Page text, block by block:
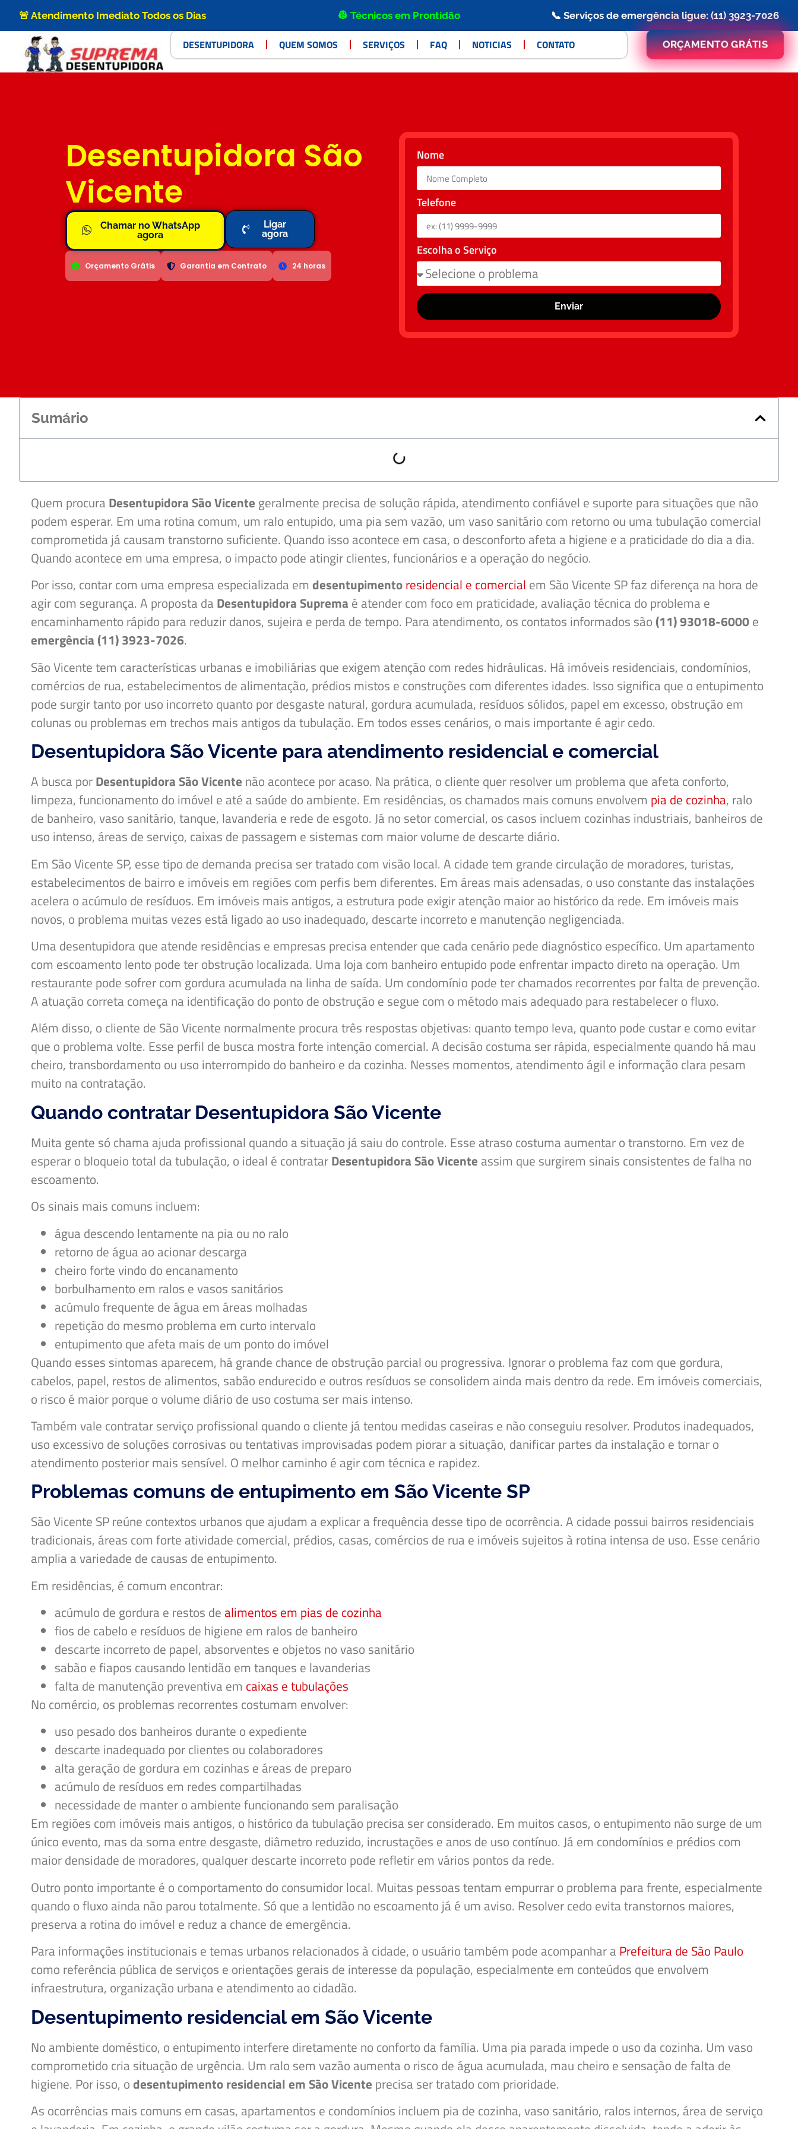
🚨 Atendimento Imediato Todos os Dias 👷 Técnicos em Prontidão 📞 Serviços de emergência ligue: (11) 3923-7026
DESENTUPIDORA QUEM SOMOS SERVIÇOS FAQ NOTICIAS CONTATO ORÇAMENTO GRÁTIS
Desentupidora São
Vicente
Chamar no WhatsApp
agora
Ligar
agora
Orçamento Grátis Garantia em Contrato 24 horas
Nome
Telefone
Escolha o Serviço
Enviar
Sumário
Quem procura Desentupidora São Vicente geralmente precisa de solução rápida, atendimento confiável e suporte para situações que não
podem esperar. Em uma rotina comum, um ralo entupido, uma pia sem vazão, um vaso sanitário com retorno ou uma tubulação comercial
comprometida já causam transtorno suficiente. Quando isso acontece em casa, o desconforto afeta a higiene e a praticidade do dia a dia.
Quando acontece em uma empresa, o impacto pode atingir clientes, funcionários e a operação do negócio.
Por isso, contar com uma empresa especializada em desentupimentoresidencial e comercial em São Vicente SP faz diferença na hora de
agir com segurança. A proposta da Desentupidora Suprema é atender com foco em praticidade, avaliação técnica do problema e
encaminhamento rápido para reduzir danos, sujeira e perda de tempo. Para atendimento, os contatos informados são(11) 93018-6000e
emergência (11) 3923-7026.
São Vicente tem características urbanas e imobiliárias que exigem atenção com redes hidráulicas. Há imóveis residenciais, condomínios,
comércios de rua, estabelecimentos de alimentação, prédios mistos e construções com diferentes idades. Isso significa que o entupimento
pode surgir tanto por uso incorreto quanto por desgaste natural, gordura acumulada, resíduos sólidos, papel em excesso, obstrução em
colunas ou problemas em trechos mais antigos da tubulação. Em todos esses cenários, o mais importante é agir cedo.
Desentupidora São Vicente para atendimento residencial e comercial
A busca porDesentupidora São Vicente não acontece por acaso. Na prática, o cliente quer resolver um problema que afeta conforto,
limpeza, funcionamento do imóvel e até a saúde do ambiente. Em residências, os chamados mais comuns envolvem pia de cozinha, ralo
de banheiro, vaso sanitário, tanque, lavanderia e rede de esgoto. Já no setor comercial, os casos incluem cozinhas industriais, banheiros de
uso intenso, áreas de serviço, caixas de passagem e sistemas com maior volume de descarte diário.
Em São Vicente SP, esse tipo de demanda precisa ser tratado com visão local. A cidade tem grande circulação de moradores, turistas,
estabelecimentos de bairro e imóveis em regiões com perfis bem diferentes. Em áreas mais adensadas, o uso constante das instalações
acelera o acúmulo de resíduos. Em imóveis mais antigos, a estrutura pode exigir atenção maior ao histórico da rede. Em imóveis mais
novos, o problema muitas vezes está ligado ao uso inadequado, descarte incorreto e manutenção negligenciada.
Uma desentupidora que atende residências e empresas precisa entender que cada cenário pede diagnóstico específico. Um apartamento
com escoamento lento pode ter obstrução localizada. Uma loja com banheiro entupido pode enfrentar impacto direto na operação. Um
restaurante pode sofrer com gordura acumulada na linha de saída. Um condomínio pode ter chamados recorrentes por falta de prevenção.
A atuação correta começa na identificação do ponto de obstrução e segue com o método mais adequado para restabelecer o fluxo.
Além disso, o cliente de São Vicente normalmente procura três respostas objetivas: quanto tempo leva, quanto pode custar e como evitar
que o problema volte. Esse perfil de busca mostra forte intenção comercial. A decisão costuma ser rápida, especialmente quando há mau
cheiro, transbordamento ou uso interrompido do banheiro e da cozinha. Nesses momentos, atendimento ágil e informação clara pesam
muito na contratação.
Quando contratar Desentupidora São Vicente
Muita gente só chama ajuda profissional quando a situação já saiu do controle. Esse atraso costuma aumentar o transtorno. Em vez de
esperar o bloqueio total da tubulação, o ideal é contratarDesentupidora São Vicente assim que surgirem sinais consistentes de falha no
escoamento.
Os sinais mais comuns incluem:
água descendo lentamente na pia ou no ralo
retorno de água ao acionar descarga
cheiro forte vindo do encanamento
borbulhamento em ralos e vasos sanitários
acúmulo frequente de água em áreas molhadas
repetição do mesmo problema em curto intervalo
entupimento que afeta mais de um ponto do imóvel
Quando esses sintomas aparecem, há grande chance de obstrução parcial ou progressiva. Ignorar o problema faz com que gordura,
cabelos, papel, restos de alimentos, sabão endurecido e outros resíduos se consolidem ainda mais dentro da rede. Em imóveis comerciais,
o risco é maior porque o volume diário de uso costuma ser mais intenso.
Também vale contratar serviço profissional quando o cliente já tentou medidas caseiras e não conseguiu resolver. Produtos inadequados,
uso excessivo de soluções corrosivas ou tentativas improvisadas podem piorar a situação, danificar partes da instalação e tornar o
atendimento posterior mais sensível. O melhor caminho é agir com técnica e rapidez.
Problemas comuns de entupimento em São Vicente SP
São Vicente SP reúne contextos urbanos que ajudam a explicar a frequência desse tipo de ocorrência. A cidade possui bairros residenciais
tradicionais, áreas com forte atividade comercial, prédios, casas, comércios de rua e imóveis sujeitos à rotina intensa de uso. Esse cenário
amplia a variedade de causas de entupimento.
Em residências, é comum encontrar:
acúmulo de gordura e restos dealimentos em pias de cozinha
fios de cabelo e resíduos de higiene em ralos de banheiro
descarte incorreto de papel, absorventes e objetos no vaso sanitário
sabão e fiapos causando lentidão em tanques e lavanderias
falta de manutenção preventiva em caixas e tubulações
No comércio, os problemas recorrentes costumam envolver:
uso pesado dos banheiros durante o expediente
descarte inadequado por clientes ou colaboradores
alta geração de gordura em cozinhas e áreas de preparo
acúmulo de resíduos em redes compartilhadas
necessidade de manter o ambiente funcionando sem paralisação
Em regiões com imóveis mais antigos, o histórico da tubulação precisa ser considerado. Em muitos casos, o entupimento não surge de um
único evento, mas da soma entre desgaste, diâmetro reduzido, incrustações e anos de uso contínuo. Já em condomínios e prédios com
maior densidade de moradores, qualquer descarte incorreto pode refletir em vários pontos da rede.
Outro ponto importante é o comportamento do consumidor local. Muitas pessoas tentam empurrar o problema para frente, especialmente
quando o fluxo ainda não parou totalmente. Só que a lentidão no escoamento já é um aviso. Resolver cedo evita transtornos maiores,
preserva a rotina do imóvel e reduz a chance de emergência.
Para informações institucionais e temas urbanos relacionados à cidade, o usuário também pode acompanhar a Prefeitura de São Paulo
como referência pública de serviços e orientações gerais de interesse da população, especialmente em conteúdos que envolvem
infraestrutura, organização urbana e atendimento ao cidadão.
Desentupimento residencial em São Vicente
No ambiente doméstico, o entupimento interfere diretamente no conforto da família. Uma pia parada impede o uso da cozinha. Um vaso
comprometido cria situação de urgência. Um ralo sem vazão aumenta o risco de água acumulada, mau cheiro e sensação de falta de
higiene. Por isso, odesentupimento residencial em São Vicente precisa ser tratado com prioridade.
As ocorrências mais comuns em casas, apartamentos e condomínios incluem pia de cozinha, vaso sanitário, ralos internos, área de serviço